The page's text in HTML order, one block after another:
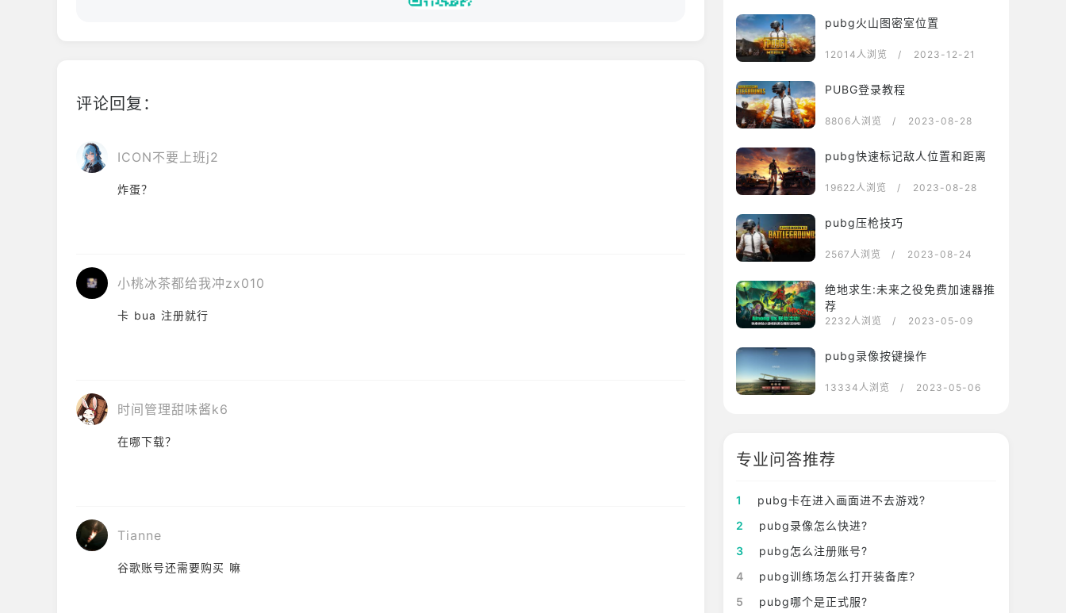
评论回复：
ICON不要上班j2
炸蛋？
小桃冰茶都给我冲zx010
卡 bua 注册就行
时间管理甜味酱k6
在哪下载？
Tianne
谷歌账号还需要购买 嘛
pubg火山图密室位置
12014人浏览 / 2023-12-21
PUBG登录教程
8806人浏览 / 2023-08-28
pubg快速标记敌人位置和距离
19622人浏览 / 2023-08-28
pubg压枪技巧
2567人浏览 / 2023-08-24
绝地求生:未来之役免费加速器推
荐
2232人浏览 / 2023-05-09
pubg录像按键操作
13334人浏览 / 2023-05-06
专业问答推荐
1
pubg卡在进入画面进不去游戏?
2
pubg录像怎么快进?
3
pubg怎么注册账号?
4
pubg训练场怎么打开装备库?
5
pubg哪个是正式服?